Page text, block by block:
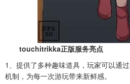
touchitrikka正版服务亮点
1、提供了多种趣味道具，玩家可以通
机制，为每一次游玩带来新鲜感。